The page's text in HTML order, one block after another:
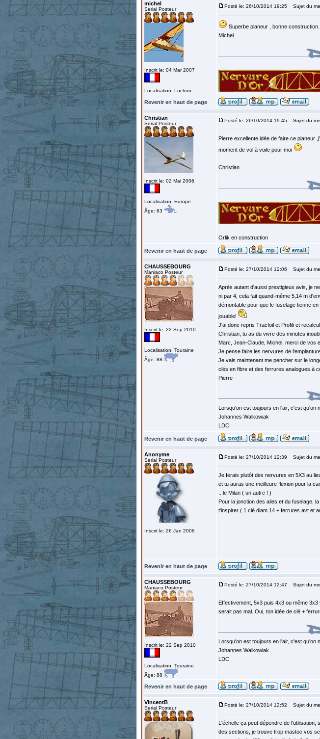
michel
Serial Posteur
Inscrit le: 04 Mar 2007
Localisation: Luchon
Posté le: 26/10/2014 19:25 Sujet du
Superbe planeur , bonne construction.
Michel
Revenir en haut de page
Christian
Serial Posteur
Inscrit le: 02 Mai 2006
Localisation: Europe
Âge: 63
Posté le: 26/10/2014 19:45 Sujet du
Pierre excellente idée de faire ce planeur
moment de vol à voile pour moi
Christian
Orlik en construction
Revenir en haut de page
CHAUSSEBOURG
Maniaco Posteur
Inscrit le: 22 Sep 2010
Localisation: Touraine
Âge: 88
Posté le: 27/10/2014 12:06 Sujet du
Après autant d'aussi prestigieux avis, je
ni par 4, cela fait quand-même 5,14 m
démontable pour que le fuselage tienne
jouable!
J'ai donc repris Tracfoil et Profili et
Christian, tu as du vivre des minutes
Marc, Jean-Claude, Michel, merci de vos
Je pense faire les nervures de
Je vais maintenant me pencher sur le
clés en fibre et des ferrures analogues à
Pierre
Lorsqu'on est toujours en l'air, c'est qu'on
Johannes Walkowiak
LDC
Revenir en haut de page
Anonyme
Serial Posteur
Inscrit le: 26 Jan 2006
Posté le: 27/10/2014 12:39 Sujet du
Je ferais plutôt des nervures en 5X3 au
et tu auras une meilleure flexion pour la
...le Milan ( un autre ! )
Pour la jonction des ailes et du fuselage,
t'inspirer ( 1 clé diam 14 + ferrures avt et
Revenir en haut de page
CHAUSSEBOURG
Maniaco Posteur
Inscrit le: 22 Sep 2010
Localisation: Touraine
Âge: 88
Posté le: 27/10/2014 12:47 Sujet du
Effectivement, 5x3 puis 4x3 ou même
serait pas mal. Oui, ton idée de clé +
Lorsqu'on est toujours en l'air, c'est qu'on
Johannes Walkowiak
LDC
Revenir en haut de page
VincentB
Serial Posteur
Posté le: 27/10/2014 12:52 Sujet du
L'échelle ça peut dépendre de
des sections, je trouve trop mastoc vos